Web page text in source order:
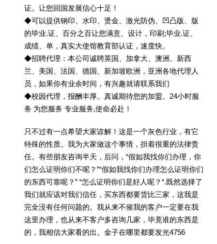
证。让您回国发展信心十足！
◆可以提供钢印、水印、烫金、激光防伪、凹凸版、版
的毕业.证、百分之百让您满意、设计，印刷;毕业.证、
成绩、单，真实大使馆教育部认证，速度快。
◆招聘代理：本公司诚聘英国、加拿大、澳洲、新西
兰、美国、法国、德国、新加坡欧洲，亚洲各地代理人
员，如果你有业余时间，有兴趣就请联系我们
◆校园代理，报酬丰厚。真诚期待您的加盟。24小时服
务 为您服务 专业服务,使命必赴！
只不过有一点希望大家谅解！这是一个灰色行业，有它
特殊的性质。我为大家做这个事情，担着很重的法律责
任。有些朋友咨询半天，后问，“假如我找你们办理，你
们怎么证明你们不呢？”“假如我找你们办理怎么证明你们
的东西可靠呢？” “怎么证明你们是好人呢？“.既然选择了
我们就应该对我们信任，买东西都要货比三家，这我是
完全没有任何问题的。我从来不催我的客户一定要在我
这里办理，也从来不客户多咨询几家，毕竟谁的东西是
的，我相信大家看的出。金子在哪里都要发光4756